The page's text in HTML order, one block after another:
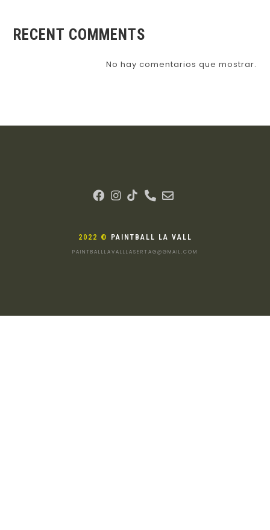
RECENT COMMENTS
No hay comentarios que mostrar.
2022 © PAINTBALL LA VALL
PAINTBALLLAVALLLASERTAG@GMAIL.COM